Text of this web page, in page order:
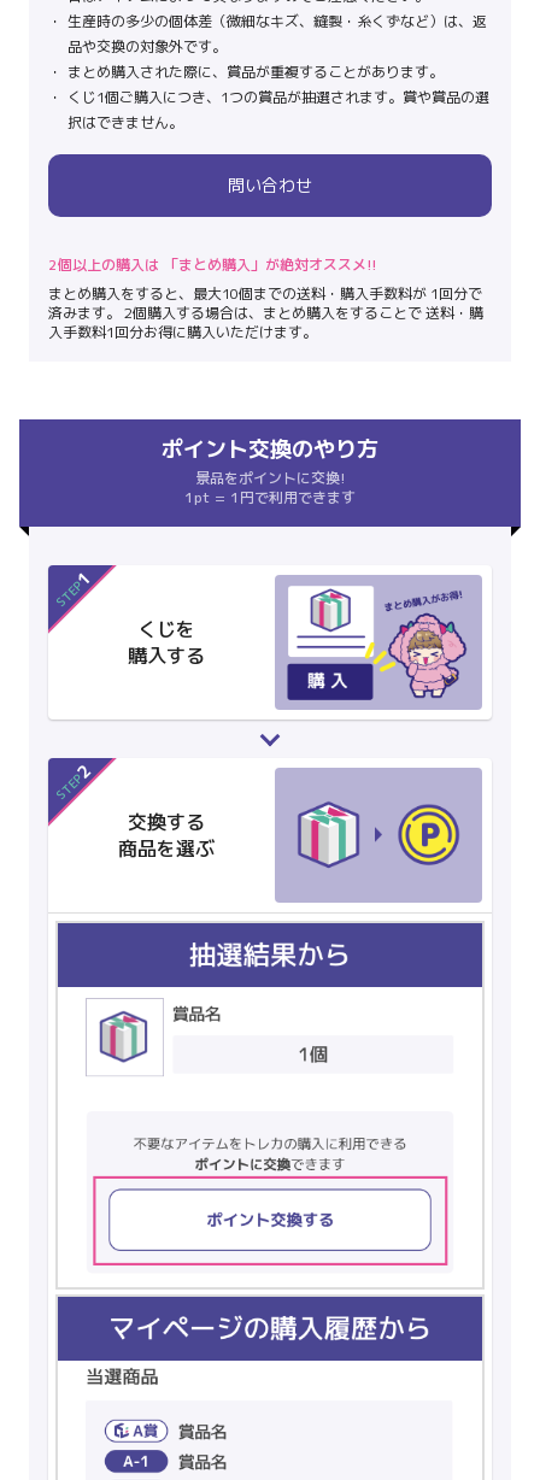
生産時の多少の個体差（微細なキズ、縫製・糸くずなど）は、返
品や交換の対象外です。
まとめ購入された際に、賞品が重複することがあります。
くじ1個ご購入につき、1つの賞品が抽選されます。賞や賞品の選
択はできません。
問い合わせ
2個以上の購入は 「まとめ購入」が絶対オススメ!!
まとめ購入をすると、最大10個までの送料・購入手数料が 1回分で
済みます。 2個購入する場合は、まとめ購入をすることで 送料・購
入手数料1回分お得に購入いただけます。
ポイント交換のやり方
景品をポイントに交換!
1pt = 1円で利用できます
STEP1
くじを
購入する
STEP2
交換する
商品を選ぶ